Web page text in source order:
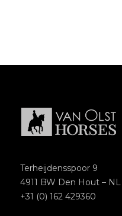
Terheijdensspoor 9
4911 BW Den Hout – NL
+31 (0) 162 429360